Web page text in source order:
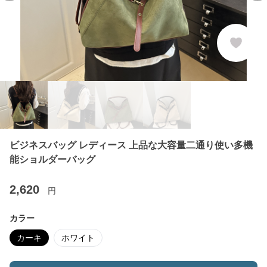
ビジネスバッグ レディース 上品な大容量二通り使い多機
能ショルダーバッグ
2,620 円
カラー
カーキ ホワイト